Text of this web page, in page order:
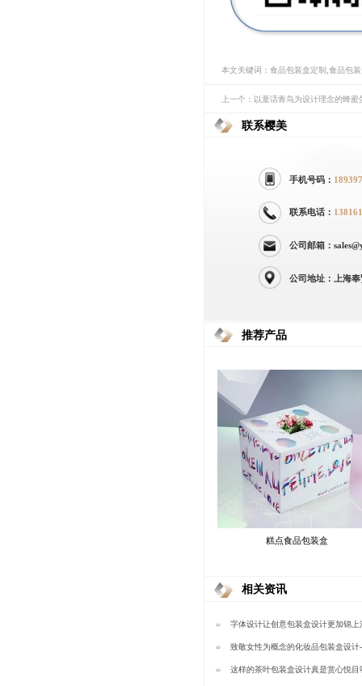
本文关键词：食品包装盒定制,食品包
上一个：以童话青鸟为设计理念的蜂
联系樱美
手机号码：
联系电话：
公司邮箱：
公司地址：上海
推荐产品
糕点食品包装盒
相关资讯
字体设计让创意包装盒设计更加锦
包装
致敬女性为概念的化妆品包装盒设计
这样的茶叶包装盒设计真是赏心悦